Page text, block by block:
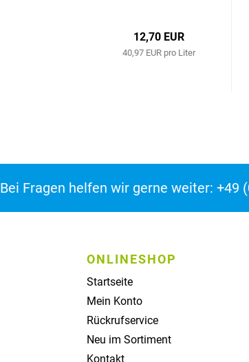
12,70 EUR
40,97 EUR pro Liter
Bei Fragen helfen wir gerne weiter:
ONLINESHOP
Startseite
Mein Konto
Rückrufservice
Neu im Sortiment
Kontakt